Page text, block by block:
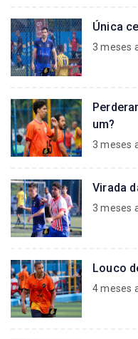
Única
3 meses
um?
3 meses
Virada
3 meses
Louco
4 meses